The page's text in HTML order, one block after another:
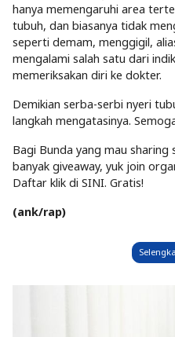
hanya memengaruhi area
tubuh, dan biasanya tidak
seperti demam, menggigil,
mengalami salah satu dari
memeriksakan diri ke dokter.
Demikian serba-serbi nyeri
langkah mengatasinya.
Bagi Bunda yang mau
banyak giveaway, yuk join
Daftar klik di SINI. Gratis!
(ank/rap)